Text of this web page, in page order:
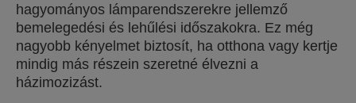
hagyományos lámparendszerekre jellemző
bemelegedési és lehűlési időszakokra. Ez még
nagyobb kényelmet biztosít, ha otthona vagy kertje
mindig más részein szeretné élvezni a
házimozizást.